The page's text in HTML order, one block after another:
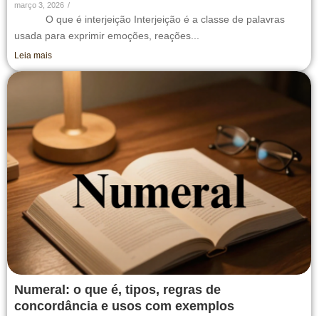
março 3, 2026 /
O que é interjeição Interjeição é a classe de palavras
usada para exprimir emoções, reações...
Leia mais
Numeral: o que é, tipos, regras de
concordância e usos com exemplos